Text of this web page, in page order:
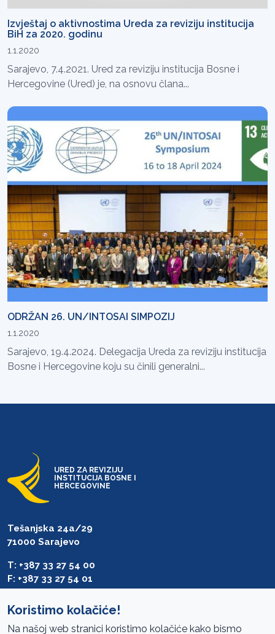
Izvještaj o aktivnostima Ureda za reviziju institucija
BiH za 2020. godinu
1.1.2020
Sarajevo, 7.4.2021. Ured za reviziju institucija Bosne i
Hercegovine (Ured) je, na osnovu člana...
ODRŽAN 26. UN/INTOSAI SIMPOZIJ
1.1.2020
Sarajevo, 19.4.2024. Delegacija Ureda za reviziju institucija
Bosne i Hercegovine koju su činili generalni...
URED ZA REVIZIJU
INSTITUCIJA BOSNE I
HERCEGOVINE
Tešanjska 24a/29
71000 Sarajevo
T: +387 33 27 54 00
F: +387 33 27 54 01
Koristimo kolačiće!
Na našoj web stranici koristimo kolačiće kako bismo